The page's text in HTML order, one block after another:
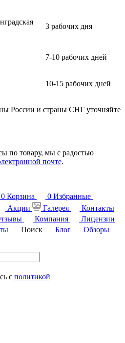
3 рабочих дня
7-10 рабочих дней
10-15 рабочих дней
России и страны СНГ уточняйте
по товару, мы с радостью
почте.
0 Корзина 0 Избранные
Акции Галерея
Контакты
Компания
Лицензии
Поиск Блог
Обзоры
с политикой